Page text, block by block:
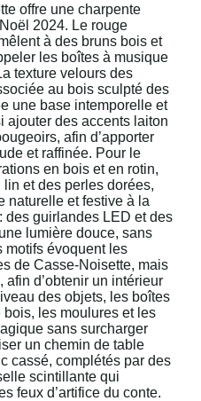
offre une charpente
2024. Le rouge
à des bruns bois et
les boîtes à musique
texture velours des
au bois sculpté des
une base intemporelle et
ajouter des accents laiton
afin d’apporter
et raffinée. Pour le
en bois et en rotin,
et des perles dorées,
naturelle et festive à la
des guirlandes LED et des
lumière douce, sans
motifs évoquent les
de Casse-Noisette, mais
d’obtenir un intérieur
des objets, les boîtes
les moulures et les
sans surcharger
un chemin de table
cassé, complétés par des
scintillante qui
feux d’artifice du conte.